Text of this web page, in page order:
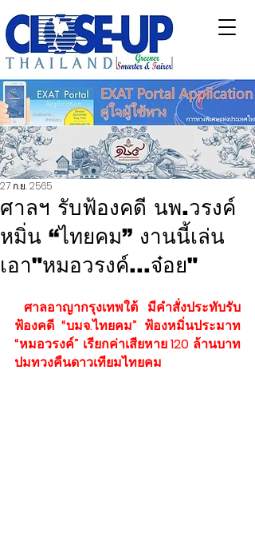
ศาลฯ รับฟ้องคดี นพ.วรงค์
หมิ่น “ไทยคม” งานนี้เล่น
เอา"หมอวรงค์...จ๋อย"
27 ก.ย. 2565
ฟ้องคดี “บมจ.ไทยคม” ฟ้องหมิ่นประมาท
“หมอวรงค์” เรียกค่าเสียหาย 120 ล้านบาท
ปมทวงคืนดาวเทียมไทยคม